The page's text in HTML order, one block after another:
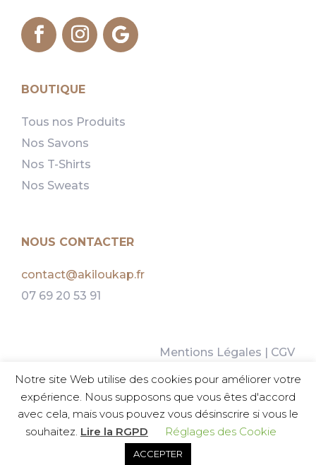
BOUTIQUE
Tous nos Produits
Nos Savons
Nos T-Shirts
Nos Sweats
NOUS CONTACTER
contact@akiloukap.fr
07 69 20 53 91
Mentions Légales
CGV
Politique d’Utilisation des Cookies
Guide des tailles
Akiloukap 2025
Notre site Web utilise des cookies pour améliorer votre
expérience. Nous supposons que vous êtes d'accord
avec cela, mais vous pouvez vous désinscrire si vous le
souhaitez. Lire la RGPD Réglages des Cookie
ACCEPTER